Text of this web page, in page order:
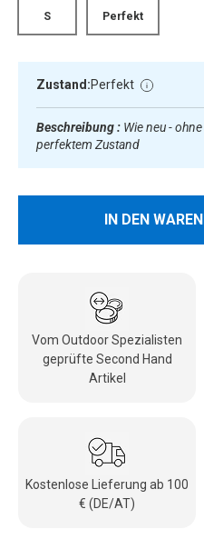
S Perfekt
Zustand:Perfekt
Beschreibung : Wie neu -
perfektem Zustand
IN DEN
Vom Outdoor Spezialisten
geprüfte Second Hand
Artikel
Kostenlose Lieferung ab 100
€ (DE/AT)